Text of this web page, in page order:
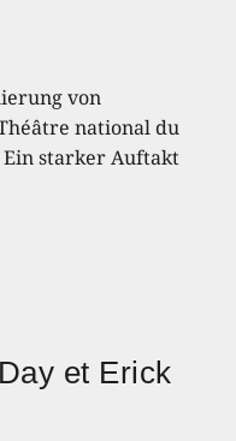
von
national du
starker Auftakt
et Erick